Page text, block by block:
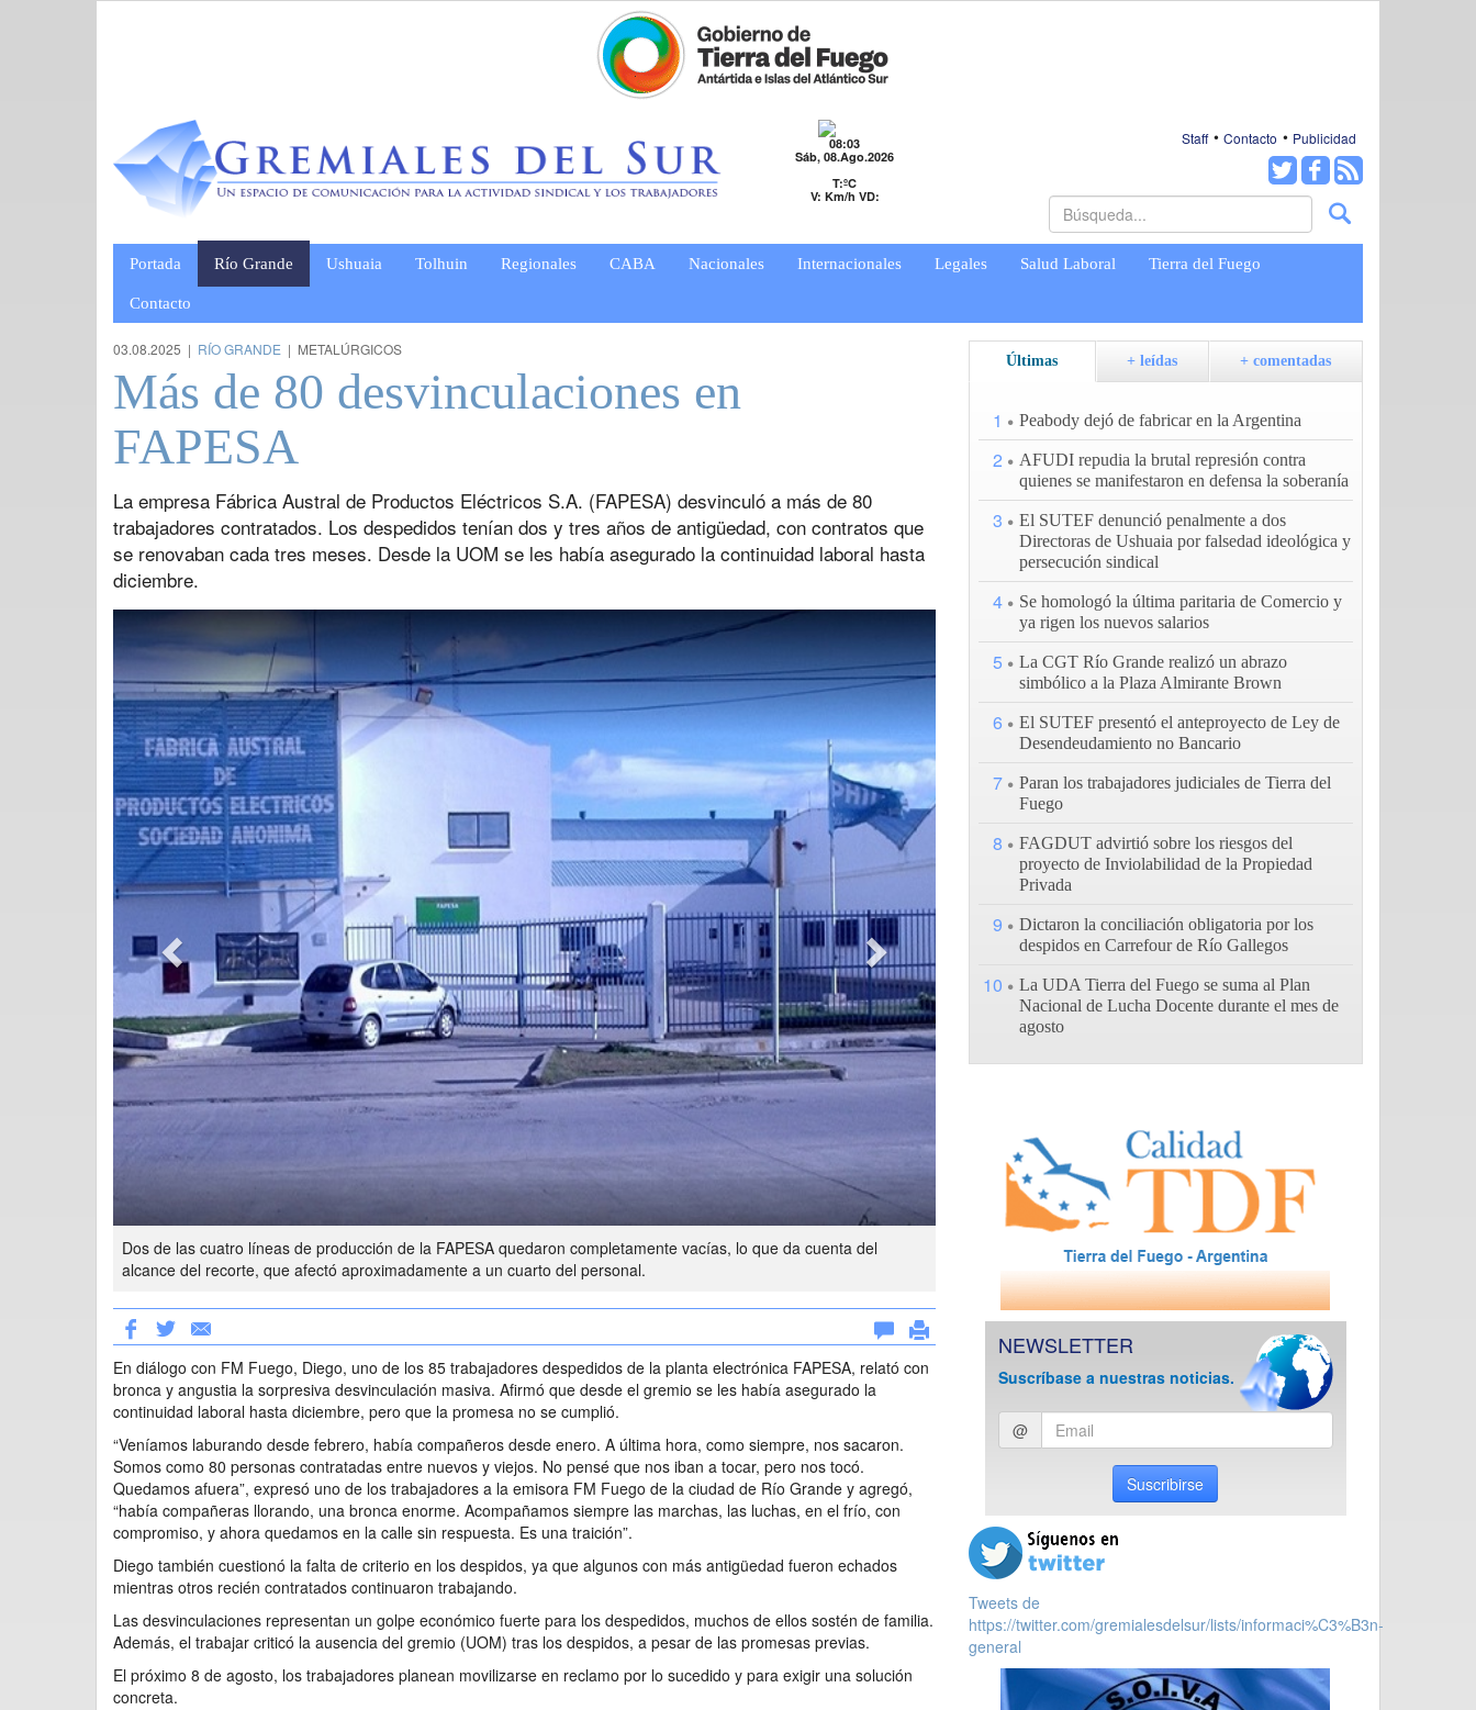
08:03
Sáb, 08.Ago.2026
T:ºC
V: Km/h VD:
Staff Contacto Publicidad
Portada Río Grande Ushuaia Tolhuin Regionales CABA Nacionales Internacionales Legales Salud Laboral Tierra del Fuego
Contacto
03.08.2025 | RÍO GRANDE | METALÚRGICOS
Más de 80 desvinculaciones en
FAPESA
La empresa Fábrica Austral de Productos Eléctricos S.A. (FAPESA) desvinculó a más de 80
trabajadores contratados. Los despedidos tenían dos y tres años de antigüedad, con contratos que
se renovaban cada tres meses. Desde la UOM se les había asegurado la continuidad laboral hasta
diciembre.
Dos de las cuatro líneas de producción de la FAPESA quedaron completamente vacías, lo que da cuenta del
alcance del recorte, que afectó aproximadamente a un cuarto del personal.
Previous Next
En diálogo con FM Fuego, Diego, uno de los 85 trabajadores despedidos de la planta electrónica FAPESA, relató con
bronca y angustia la sorpresiva desvinculación masiva. Afirmó que desde el gremio se les había asegurado la
continuidad laboral hasta diciembre, pero que la promesa no se cumplió.
“Veníamos laburando desde febrero, había compañeros desde enero. A última hora, como siempre, nos sacaron.
Somos como 80 personas contratadas entre nuevos y viejos. No pensé que nos iban a tocar, pero nos tocó.
Quedamos afuera”, expresó uno de los trabajadores a la emisora FM Fuego de la ciudad de Río Grande y agregó,
“había compañeras llorando, una bronca enorme. Acompañamos siempre las marchas, las luchas, en el frío, con
compromiso, y ahora quedamos en la calle sin respuesta. Es una traición”.
Diego también cuestionó la falta de criterio en los despidos, ya que algunos con más antigüedad fueron echados
mientras otros recién contratados continuaron trabajando.
Las desvinculaciones representan un golpe económico fuerte para los despedidos, muchos de ellos sostén de familia.
Además, el trabajar criticó la ausencia del gremio (UOM) tras los despidos, a pesar de las promesas previas.
El próximo 8 de agosto, los trabajadores planean movilizarse en reclamo por lo sucedido y para exigir una solución
concreta.
Últimas + leídas + comentadas
1 Peabody dejó de fabricar en la Argentina
2
AFUDI repudia la brutal represión contra
quienes se manifestaron en defensa la soberanía
3
El SUTEF denunció penalmente a dos
Directoras de Ushuaia por falsedad ideológica y
persecución sindical
4
Se homologó la última paritaria de Comercio y
ya rigen los nuevos salarios
5
La CGT Río Grande realizó un abrazo
simbólico a la Plaza Almirante Brown
6
El SUTEF presentó el anteproyecto de Ley de
Desendeudamiento no Bancario
7
Paran los trabajadores judiciales de Tierra del
Fuego
8
FAGDUT advirtió sobre los riesgos del
proyecto de Inviolabilidad de la Propiedad
Privada
9
Dictaron la conciliación obligatoria por los
despidos en Carrefour de Río Gallegos
10
La UDA Tierra del Fuego se suma al Plan
Nacional de Lucha Docente durante el mes de
agosto
NEWSLETTER
Suscríbase a nuestras noticias.
Ingresar
email
@
Suscribirse
Tweets de
https://twitter.com/gremialesdelsur/lists/informaci%C3%B3n-
general